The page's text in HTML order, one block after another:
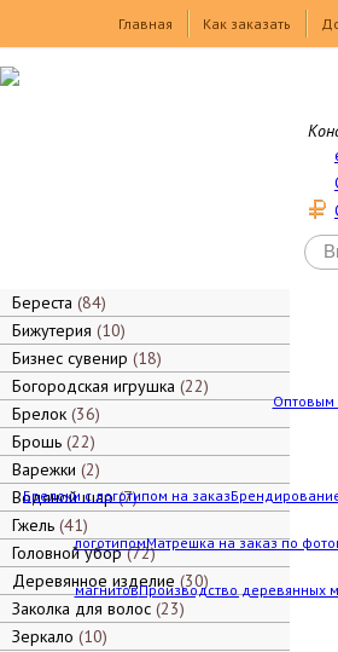
Главная
Как заказать
Оптовым
Брелоки с логотипом на заказ
логотипомМатрешка на заказ по
магнитовПроизводство деревянных
Береста 84
Бижутерия 10
Бизнес сувенир 18
Богородская игрушка 22
Брелок 36
Брошь 22
Варежки 2
Водяной шар 7
Гжель 41
Головной убор 72
Деревянное изделие 30
Заколка для волос 23
Зеркало 10